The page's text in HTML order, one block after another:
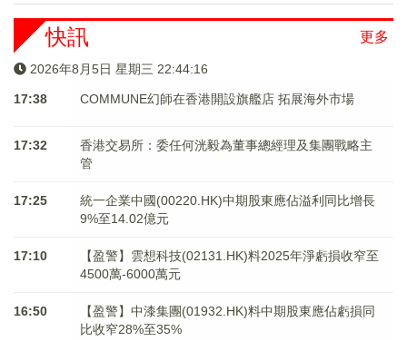
更多
快訊
2026年8月5日 星期三 22:44:16
17:38 COMMUNE幻師在香港開設旗艦店 拓展海外市場
17:32
香港交易所：委任何洸毅為董事總經理及集團戰略主
管
17:25
統一企業中國(00220.HK)中期股東應佔溢利同比增長
9%至14.02億元
17:10
【盈警】雲想科技(02131.HK)料2025年淨虧損收窄至
4500萬-6000萬元
16:50
【盈警】中漆集團(01932.HK)料中期股東應佔虧損同
比收窄28%至35%